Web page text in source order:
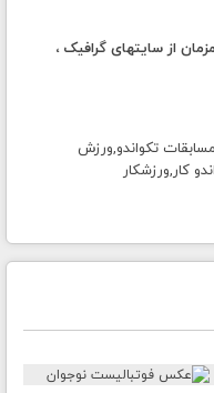
از سایتهای گرافیک ،
تکواندو,ورزش
کار,ورزشکار